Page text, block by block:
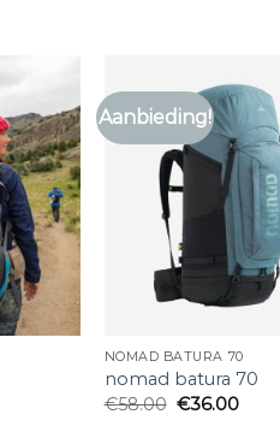
Aanbieding!
NOMAD BATURA 70
nomad batura 70
€58.00 €36.00